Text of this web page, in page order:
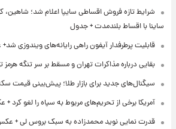
شرایط تازه فروش اقساطی سایپا اعلام شد؛
ساینا با اقساط بلندمدت + جدول
قابلیت پرطرفدار آیفون راهی رایانه‌های ویندوزی
بقایی درباره مذاکرات تهران و مسقط بر سر تنگه
سیگنال‌های جدید برای بازار طلا؛ پیش‌بینی قیمت
آمریکا برخی از تحریم‌های مربوط به سپاه را لغو کرد
قدرت نمایی نوید محمدزاده به سبک بروس لی +